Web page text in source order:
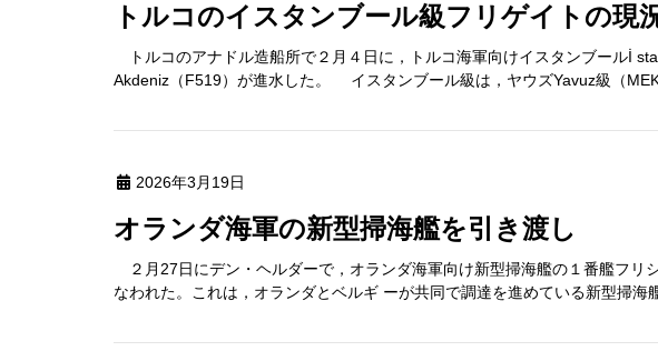
トルコのイスタンブール級フリゲイトの現
トルコのアナドル造船所で２月４日に，トルコ海軍向けイスタンブールİ
Akdeniz（F519）が進水した。 イスタンブール級は，ヤウズYavuz級（
2026年3月19日
オランダ海軍の新型掃海艦を引き渡し
２月27日にデン・ヘルダーで，オランダ海軍向け新型掃海艦の１番艦フリ
なわれた。これは，オランダとベルギ ーが共同で調達を進めている新型掃